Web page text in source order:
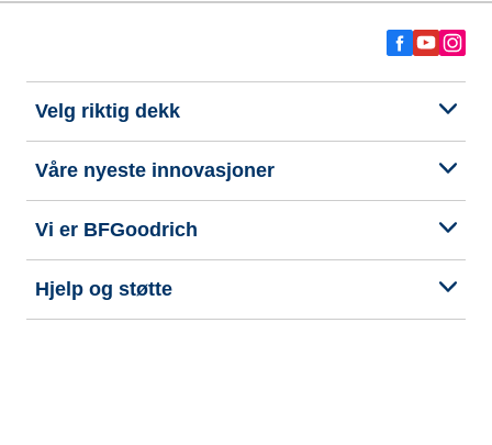
Velg riktig dekk
Våre nyeste innovasjoner
Vi er BFGoodrich
Hjelp og støtte